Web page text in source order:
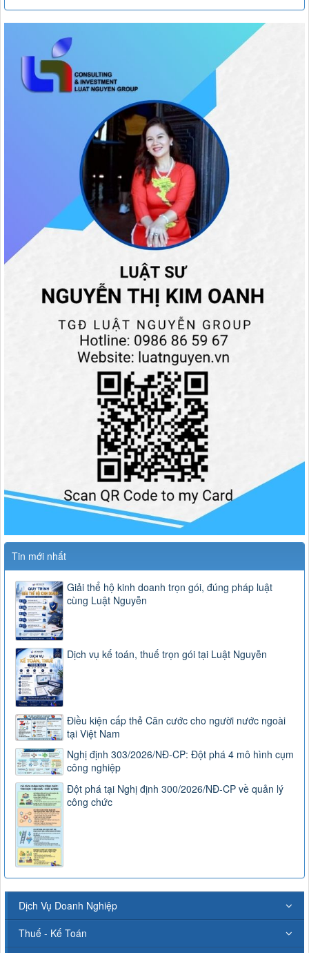
Tin mới nhất
Giải thể hộ kinh doanh trọn gói, đúng pháp luật
cùng Luật Nguyễn
Dịch vụ kế toán, thuế trọn gói tại Luật Nguyễn
Điều kiện cấp thẻ Căn cước cho người nước ngoài
tại Việt Nam
Nghị định 303/2026/NĐ-CP: Đột phá 4 mô hình cụm
công nghiệp
Đột phá tại Nghị định 300/2026/NĐ-CP về quản lý
công chức
Dịch Vụ Doanh Nghiệp
Thuế - Kế Toán